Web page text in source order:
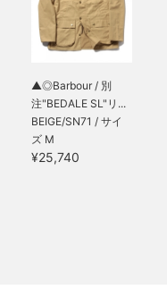
▲◎Barbour / 別
注"BEDALE SL"リ...
BEIGE/SN71 / サイ
ズ M
¥25,740